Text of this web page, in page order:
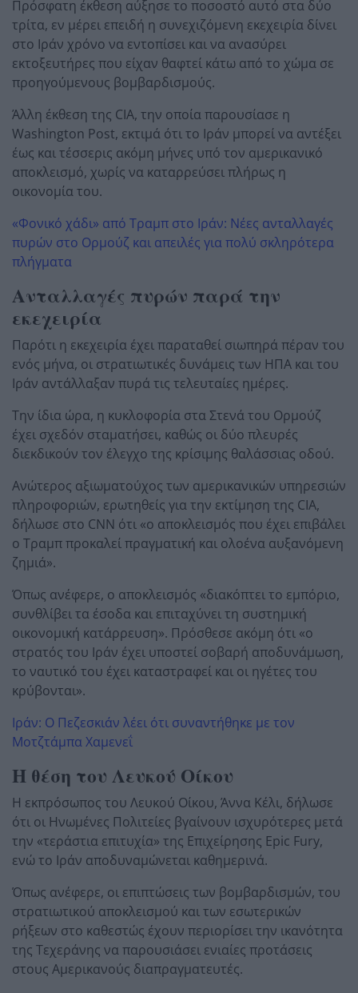
Πρόσφατη έκθεση αύξησε το ποσοστό αυτό στα δύο
τρίτα, εν μέρει επειδή η συνεχιζόμενη εκεχειρία δίνει
στο Ιράν χρόνο να εντοπίσει και να ανασύρει
εκτοξευτήρες που είχαν θαφτεί κάτω από το χώμα σε
προηγούμενους βομβαρδισμούς.
Άλλη έκθεση της CIA, την οποία παρουσίασε η
Washington Post, εκτιμά ότι το Ιράν μπορεί να αντέξει
έως και τέσσερις ακόμη μήνες υπό τον αμερικανικό
αποκλεισμό, χωρίς να καταρρεύσει πλήρως η
οικονομία του.
«Φονικό χάδι» από Τραμπ στο Ιράν: Νέες ανταλλαγές
πυρών στο Ορμούζ και απειλές για πολύ σκληρότερα
πλήγματα
Ανταλλαγές πυρών παρά την
εκεχειρία
Παρότι η εκεχειρία έχει παραταθεί σιωπηρά πέραν του
ενός μήνα, οι στρατιωτικές δυνάμεις των ΗΠΑ και του
Ιράν αντάλλαξαν πυρά τις τελευταίες ημέρες.
Την ίδια ώρα, η κυκλοφορία στα Στενά του Ορμούζ
έχει σχεδόν σταματήσει, καθώς οι δύο πλευρές
διεκδικούν τον έλεγχο της κρίσιμης θαλάσσιας οδού.
Ανώτερος αξιωματούχος των αμερικανικών υπηρεσιών
πληροφοριών, ερωτηθείς για την εκτίμηση της CIA,
δήλωσε στο CNN ότι «ο αποκλεισμός που έχει επιβάλει
ο Τραμπ προκαλεί πραγματική και ολοένα αυξανόμενη
ζημιά».
Όπως ανέφερε, ο αποκλεισμός «διακόπτει το εμπόριο,
συνθλίβει τα έσοδα και επιταχύνει τη συστημική
οικονομική κατάρρευση». Πρόσθεσε ακόμη ότι «ο
στρατός του Ιράν έχει υποστεί σοβαρή αποδυνάμωση,
το ναυτικό του έχει καταστραφεί και οι ηγέτες του
κρύβονται».
Ιράν: Ο Πεζεσκιάν λέει ότι συναντήθηκε με τον
Μοτζτάμπα Χαμενεΐ
Η θέση του Λευκού Οίκου
Η εκπρόσωπος του Λευκού Οίκου, Άννα Κέλι, δήλωσε
ότι οι Ηνωμένες Πολιτείες βγαίνουν ισχυρότερες μετά
την «τεράστια επιτυχία» της Επιχείρησης Epic Fury,
ενώ το Ιράν αποδυναμώνεται καθημερινά.
Όπως ανέφερε, οι επιπτώσεις των βομβαρδισμών, του
στρατιωτικού αποκλεισμού και των εσωτερικών
ρήξεων στο καθεστώς έχουν περιορίσει την ικανότητα
της Τεχεράνης να παρουσιάσει ενιαίες προτάσεις
στους Αμερικανούς διαπραγματευτές.